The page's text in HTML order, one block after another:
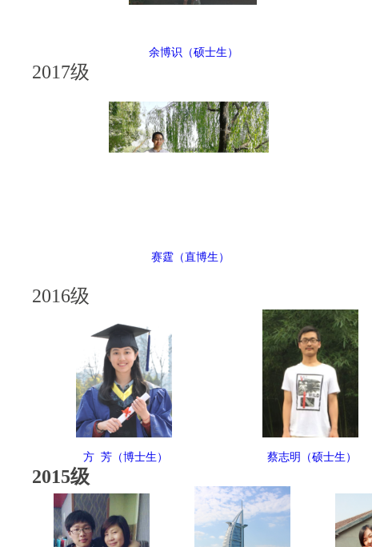
余博识（硕士生）
2017级
赛霆（直博生）
2016级
方 芳（博士生） 蔡志明（硕士生）
2015级